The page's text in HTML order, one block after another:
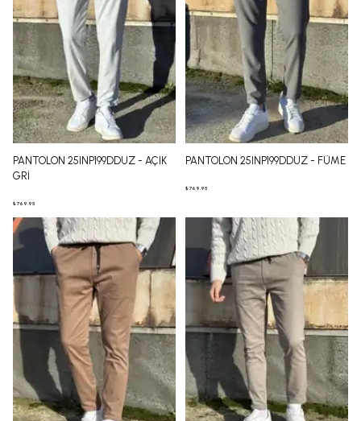
PANTOLON 25INP199DDUZ - AÇIK
GRİ
₺ 769.95
PANTOLON 25INP199DDUZ - FÜME
₺ 769.95